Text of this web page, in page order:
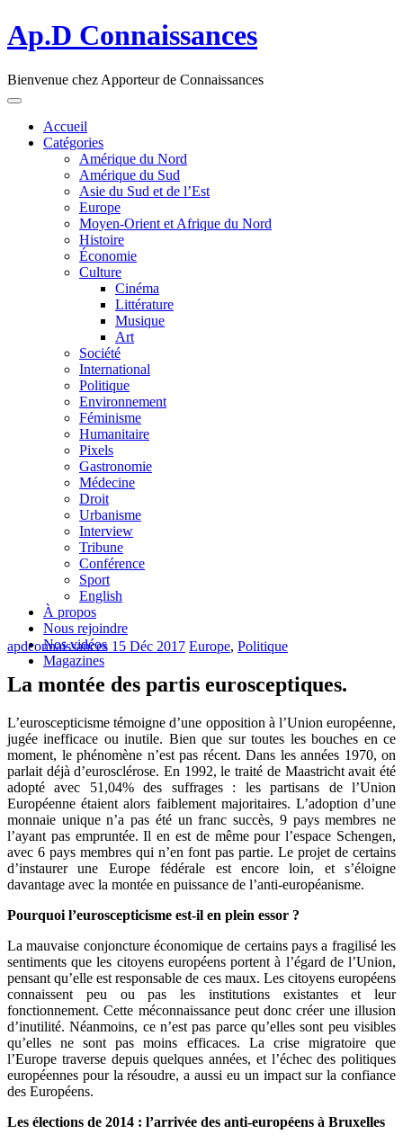
Ap.D Connaissances
Bienvenue chez Apporteur de Connaissances
Accueil
Catégories
Amérique du Nord
Amérique du Sud
Asie du Sud et de l’Est
Europe
Moyen-Orient et Afrique du Nord
Histoire
Économie
Culture
Cinéma
Littérature
Musique
Art
Société
International
Politique
Environnement
Féminisme
Humanitaire
Pixels
Gastronomie
Médecine
Droit
Urbanisme
Interview
Tribune
Conférence
Sport
English
À propos
Nous rejoindre
Nos vidéos
Magazines
apdconnaissances 15 Déc 2017 Europe, Politique
La montée des partis eurosceptiques.
L’euroscepticisme témoigne d’une opposition à l’Union européenne,
jugée inefficace ou inutile. Bien que sur toutes les bouches en ce
moment, le phénomène n’est pas récent. Dans les années 1970, on
parlait déjà d’eurosclérose. En 1992, le traité de Maastricht avait été
adopté avec 51,04% des suffrages : les partisans de l’Union
Européenne étaient alors faiblement majoritaires. L’adoption d’une
monnaie unique n’a pas été un franc succès, 9 pays membres ne
l’ayant pas empruntée. Il en est de même pour l’espace Schengen,
avec 6 pays membres qui n’en font pas partie. Le projet de certains
d’instaurer une Europe fédérale est encore loin, et s’éloigne
davantage avec la montée en puissance de l’anti-européanisme.
Pourquoi l’euroscepticisme est-il en plein essor ?
La mauvaise conjoncture économique de certains pays a fragilisé les
sentiments que les citoyens européens portent à l’égard de l’Union,
pensant qu’elle est responsable de ces maux. Les citoyens européens
connaissent peu ou pas les institutions existantes et leur
fonctionnement. Cette méconnaissance peut donc créer une illusion
d’inutilité. Néanmoins, ce n’est pas parce qu’elles sont peu visibles
qu’elles ne sont pas moins efficaces. La crise migratoire que
l’Europe traverse depuis quelques années, et l’échec des politiques
européennes pour la résoudre, a aussi eu un impact sur la confiance
des Européens.
Les élections de 2014 : l’arrivée des anti-européens à Bruxelles